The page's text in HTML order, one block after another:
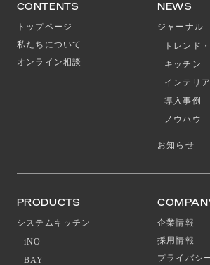
CONTENTS
トップページ
私たちについて
オンライン相談
NEWS
ジャーナル
トレンド
キッチン
インテリア
導入事例
ノウハウ
お知らせ
PRODUCTS
システムキッチン
iNO
BAY
企業情報
採用情報
プライバシ